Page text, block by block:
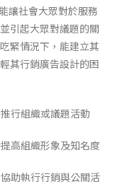
讓社會大眾對於服務
引起大眾對議題的關
緊情況下，能建立其
其行銷廣告設計的困
行組織或議題活動
高組織形象及知名度
助執行行銷與公關活